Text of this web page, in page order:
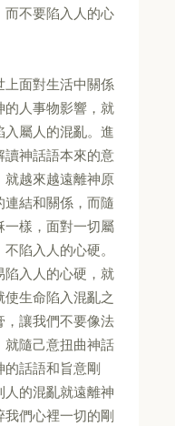
而不要陷入人的心
上面對生活中關係
的人事物影響，就
屬人的混亂。進
讀神話語本來的意
就越來越遠離神原
結和關係，而隨
一樣，面對一切屬
陷入人的心硬。
陷入人的心硬，就
生命陷入混亂之
，讓我們不要像法
就隨己意扭曲神話
話語和旨意剛
的混亂就遠離神
們心裡一切的剛